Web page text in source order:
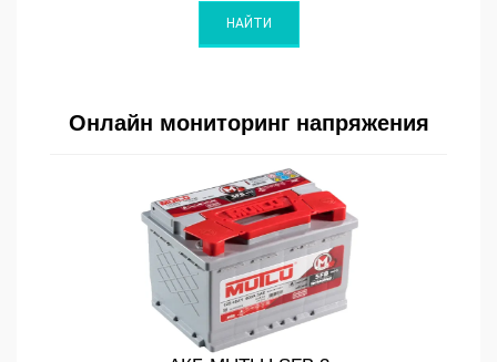
Онлайн мониторинг напряжения